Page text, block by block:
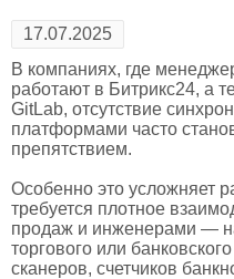
17.07.2025
В компаниях, где
работают в Битрикс24, а
GitLab, отсутствие
платформами часто
препятствием.
Особенно это усложняет
требуется плотное
продаж и инженерами —
торгового или
сканеров, счетчиков